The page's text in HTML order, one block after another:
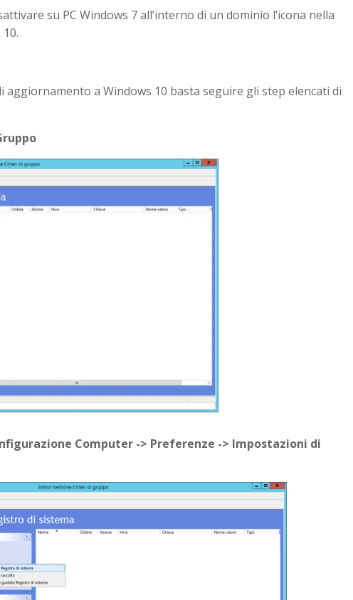
su PC Windows 7 all’interno di un dominio l’icona nella
aggiornamento a Windows 10 basta seguire gli step elencati di
Computer -> Preferenze -> Impostazioni di